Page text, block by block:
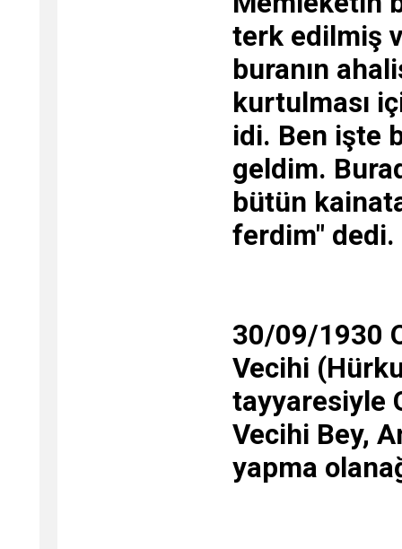
terk edilmiş
buranın
kurtulması
idi. Ben işte
geldim.
bütün
ferdim" dedi.
30/09/1930
Vecihi
tayyaresiyle
Vecihi Bey,
yapma